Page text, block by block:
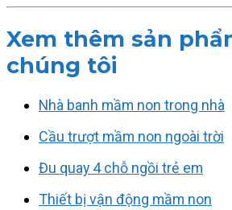
Xem thêm sản
chúng tôi
Nhà banh mầm non trong nhà
Cầu trượt mầm non ngoài trời
Đu quay 4 chỗ ngồi trẻ em
Thiết bị vận động mầm non